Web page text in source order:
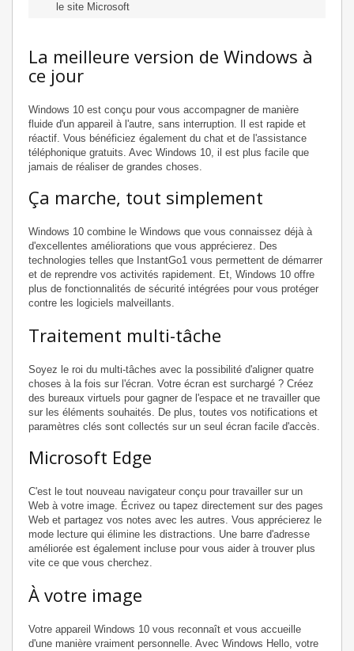
le site Microsoft
La meilleure version de Windows à
ce jour
Windows 10 est conçu pour vous accompagner de manière
fluide d'un appareil à l'autre, sans interruption. Il est rapide et
réactif. Vous bénéficiez également du chat et de l'assistance
téléphonique gratuits. Avec Windows 10, il est plus facile que
jamais de réaliser de grandes choses.
Ça marche, tout simplement
Windows 10 combine le Windows que vous connaissez déjà à
d'excellentes améliorations que vous apprécierez. Des
technologies telles que InstantGo1 vous permettent de démarrer
et de reprendre vos activités rapidement. Et, Windows 10 offre
plus de fonctionnalités de sécurité intégrées pour vous protéger
contre les logiciels malveillants.
Traitement multi-tâche
Soyez le roi du multi-tâches avec la possibilité d'aligner quatre
choses à la fois sur l'écran. Votre écran est surchargé ? Créez
des bureaux virtuels pour gagner de l'espace et ne travailler que
sur les éléments souhaités. De plus, toutes vos notifications et
paramètres clés sont collectés sur un seul écran facile d'accès.
Microsoft Edge
C'est le tout nouveau navigateur conçu pour travailler sur un
Web à votre image. Écrivez ou tapez directement sur des pages
Web et partagez vos notes avec les autres. Vous apprécierez le
mode lecture qui élimine les distractions. Une barre d'adresse
améliorée est également incluse pour vous aider à trouver plus
vite ce que vous cherchez.
À votre image
Votre appareil Windows 10 vous reconnaît et vous accueille
d'une manière vraiment personnelle. Avec Windows Hello, votre